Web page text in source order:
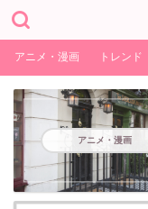
アニメ・漫画 トレンド
アニメ・漫画